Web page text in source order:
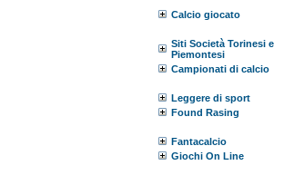
Calcio giocato
Siti Società Torinesi e
Piemontesi
Campionati di calcio
Leggere di sport
Found Rasing
Fantacalcio
Giochi On Line